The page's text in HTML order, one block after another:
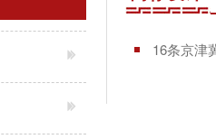
16条京津